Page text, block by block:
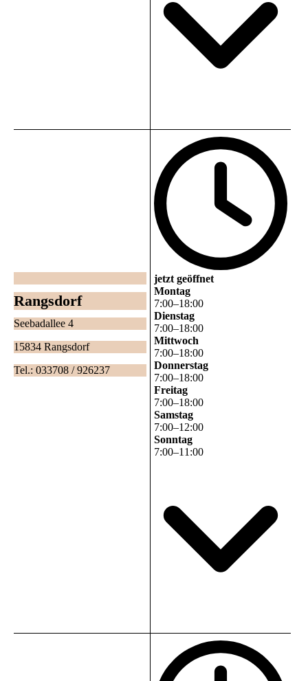
Rangsdorf
Seebadallee 4
15834 Rangsdorf
Tel.: 033708 / 926237
jetzt geöffnet
Montag
7:00–18:00
Dienstag
7:00–18:00
Mittwoch
7:00–18:00
Donnerstag
7:00–18:00
Freitag
7:00–18:00
Samstag
7:00–12:00
Sonntag
7:00–11 :00